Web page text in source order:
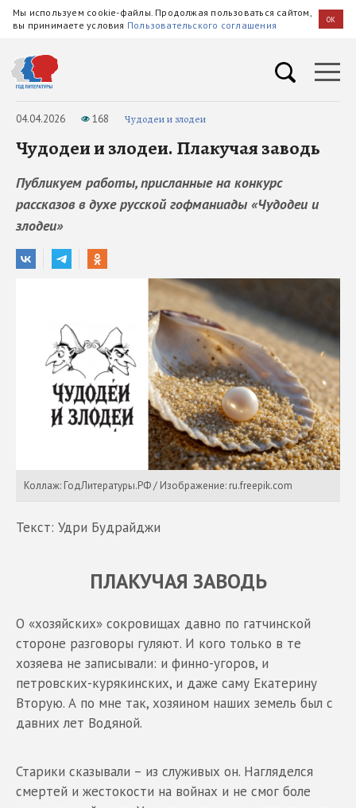
Мы используем cookie-файлы. Продолжая пользоваться сайтом,
вы принимаете условия Пользовательского соглашения OK
04.04.2026 168 Чудодеи и злодеи
Чудодеи и злодеи. Плакучая заводь
Публикуем работы, присланные на конкурс
рассказов в духе русской гофманиады «Чудодеи и
злодеи»
Коллаж: ГодЛитературы.РФ / Изображение: ru.freepik.com
Текст: Удри Будрайджи
ПЛАКУЧАЯ ЗАВОДЬ
О «хозяйских» сокровищах давно по гатчинской
стороне разговоры гуляют. И кого только в те
хозяева не записывали: и финно-угоров, и
петровских-курякинских, и даже саму Екатерину
Вторую. А по мне так, хозяином наших земель был с
давних лет Водяной.
Старики сказывали – из служивых он. Нагляделся
смертей и жестокости на войнах и не смог боле